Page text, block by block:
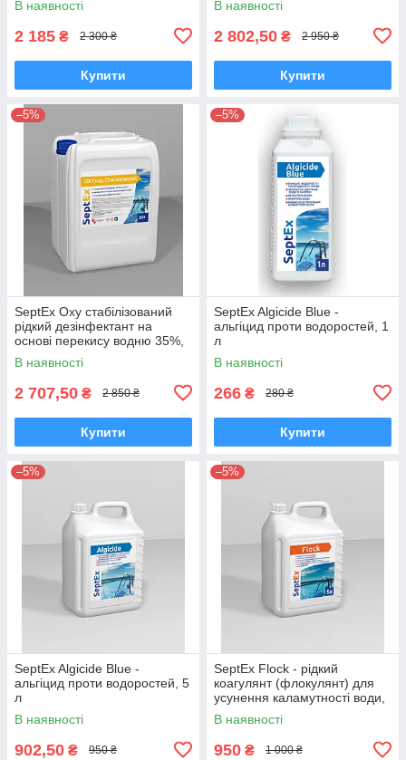
В наявності
2 185 ₴ 2 300 ₴
Купити
кг)
В наявності
2 802,50 ₴ 2 950 ₴
Купити
–5%
SeptEx Oxy стабілізований
рідкий дезінфектант на
основі перекису водню 35%,
20 л (22 кг)
В наявності
2 707,50 ₴ 2 850 ₴
Купити
–5%
SeptEx Algicide Blue -
альгіцид проти водоростей, 1
л
В наявності
266 ₴ 280 ₴
Купити
–5%
SeptEx Algicide Blue -
альгіцид проти водоростей, 5
л
В наявності
902,50 ₴ 950 ₴
–5%
SeptEx Flock - рідкий
коагулянт (флокулянт) для
усунення каламутності води,
5 л
В наявності
950 ₴ 1 000 ₴